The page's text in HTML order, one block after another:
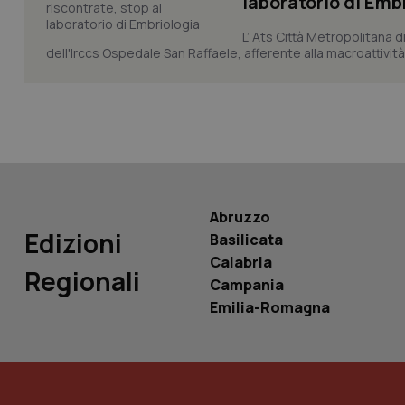
L’ Ats Città Metropolitana
dell'Irccs Ospedale San Raffaele, afferente alla
Edizioni
Regionali
Abruzzo
Basilicata
Calabria
Campania
Emilia-Romagna
tracking-sites-